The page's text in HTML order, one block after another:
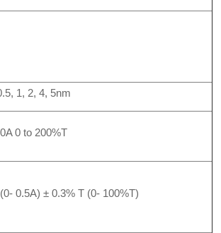
1, 2, 4, 5nm
0 to 200%T
0.5A) ± 0.3% T (0- 100%T)